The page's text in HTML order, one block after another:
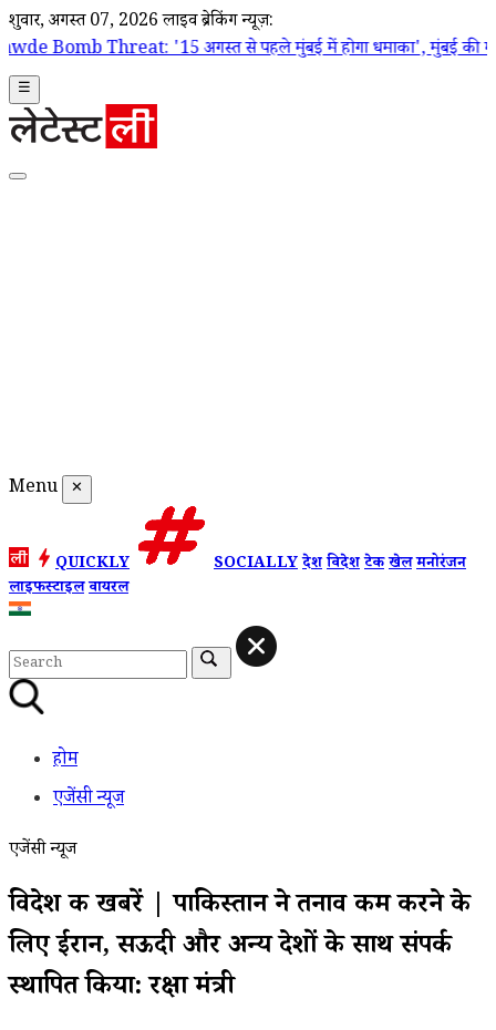
शुक्रवार, अगस्त 07, 2026 लाइव ब्रेकिंग न्यूज़:
'15 अगस्त से पहले मुंबई में होगा धमाका', मुंबई की महापौर रितु
☰
Menu ✕
QUICKLY SOCIALLYदेशविदेशटेकखेलमनोरंजन
लाइफस्टाइलवायरल
होम
एजेंसी न्यूज
एजेंसी न्यूज
विदेश की खबरें | पाकिस्तान ने तनाव कम करने के
लिए ईरान, सऊदी और अन्य देशों के साथ संपर्क
स्थापित किया: रक्षा मंत्री